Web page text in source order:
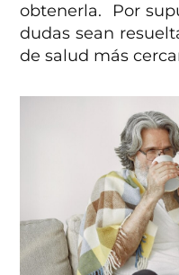
obtenerla. Por
dudas sean
de salud más